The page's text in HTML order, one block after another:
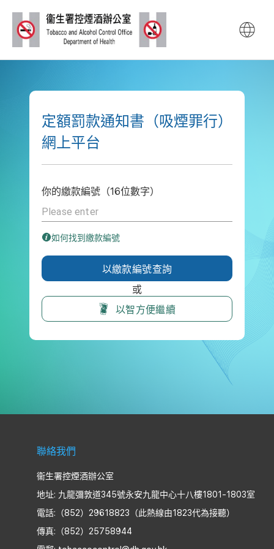
定額罰款通知書網上平台
定額罰款通知書（吸煙罪行）
網上平台
你的繳款編號（16位數字）
如何找到繳款編號
以繳款編號查詢
或
以智方便繼續
聯絡我們
衞生署控煙酒辦公室
地址: 九龍彌敦道345號永安九龍中心十八樓1801-1803室
電話:（852）29618823（此熱線由1823代為接聽）
傳真:（852）25758944